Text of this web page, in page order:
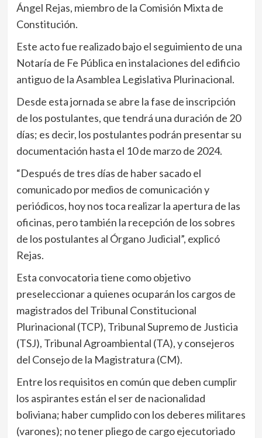
Ángel Rejas, miembro de la Comisión Mixta de
Constitución.
Este acto fue realizado bajo el seguimiento de una
Notaría de Fe Pública en instalaciones del edificio
antiguo de la Asamblea Legislativa Plurinacional.
Desde esta jornada se abre la fase de inscripción
de los postulantes, que tendrá una duración de 20
días; es decir, los postulantes podrán presentar su
documentación hasta el 10 de marzo de 2024.
“Después de tres días de haber sacado el
comunicado por medios de comunicación y
periódicos, hoy nos toca realizar la apertura de las
oficinas, pero también la recepción de los sobres
de los postulantes al Órgano Judicial”, explicó
Rejas.
Esta convocatoria tiene como objetivo
preseleccionar a quienes ocuparán los cargos de
magistrados del Tribunal Constitucional
Plurinacional (TCP), Tribunal Supremo de Justicia
(TSJ), Tribunal Agroambiental (TA), y consejeros
del Consejo de la Magistratura (CM).
Entre los requisitos en común que deben cumplir
los aspirantes están el ser de nacionalidad
boliviana; haber cumplido con los deberes militares
(varones); no tener pliego de cargo ejecutoriado